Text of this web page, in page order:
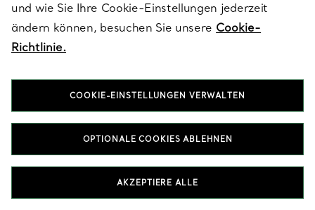
Nach Kategorie ansehen
und wie Sie Ihre Cookie-Einstellungen jederzeit
ändern können, besuchen Sie unsere Cookie-
Richtlinie.
COOKIE-EINSTELLUNGEN VERWALTEN
OPTIONALE COOKIES ABLEHNEN
AKZEPTIERE ALLE